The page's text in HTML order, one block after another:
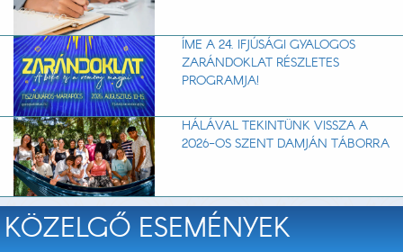
ÍME A 24. IFJÚSÁGI GYALOGOS
ZARÁNDOKLAT RÉSZLETES
PROGRAMJA!
HÁLÁVAL TEKINTÜNK VISSZA A
2026-OS SZENT DAMJÁN TÁBORRA
KÖZELGŐ ESEMÉNYEK